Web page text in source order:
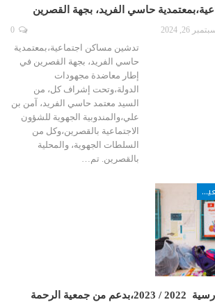
حاسي الفريد، بجهة القصرين
26, 2024
تدشين مساكن اجتماعية،بمعتمدية
حاسي الفريد، بجهة القصرين في
إطار معاضدة مجهودات
الدولة،وتحت إشراف كل، من
السيد معتمد حاسي الفريد، آمن بن
علي،و⁠المندوبية الجهوية للشؤون
الاجتماعية بالقصرين،وكل من
السلطات الجهوية، والمحلية
بالقصرين. تم…
الأنشطة الثقافية للجمعيات
مشروع الحقيبة المدرسية 2022 / 2023،بدعم من جمعية الرحمة